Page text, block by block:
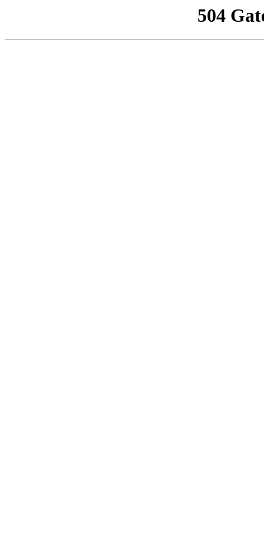
504